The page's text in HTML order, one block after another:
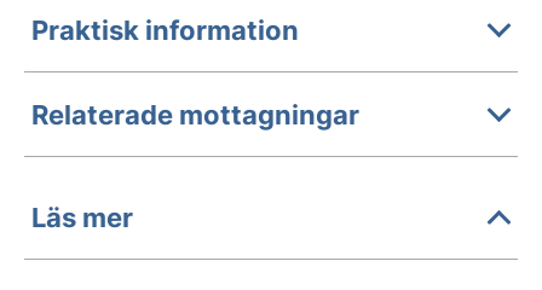
Praktisk information
Relaterade mottagningar
Läs mer